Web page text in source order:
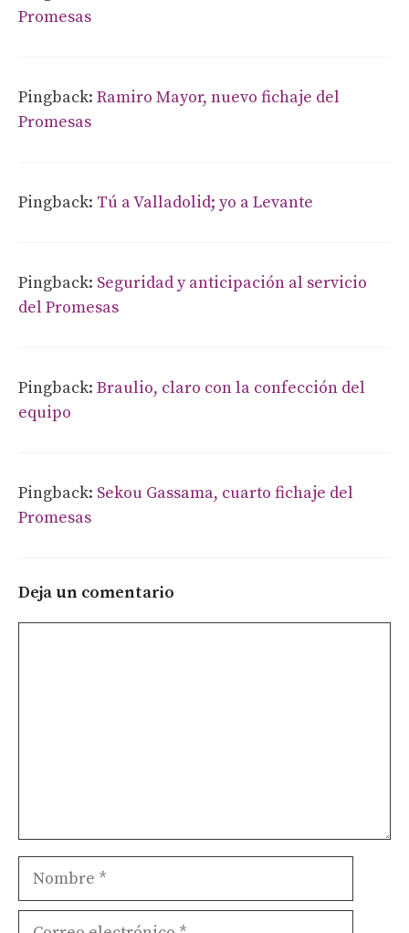
Promesas
Pingback: Ramiro Mayor, nuevo fichaje del
Promesas
Pingback: Tú a Valladolid; yo a Levante
Pingback: Seguridad y anticipación al servicio
del Promesas
Pingback: Braulio, claro con la confección del
equipo
Pingback: Sekou Gassama, cuarto fichaje del
Promesas
Deja un comentario
Nombre
Correo